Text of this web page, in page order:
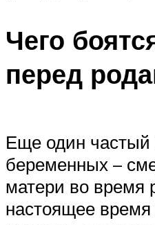
Чего
перед
Еще один частый
беременных –
матери во время
настоящее время